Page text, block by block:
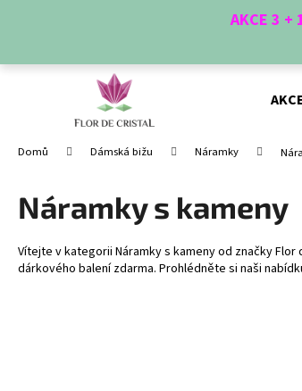
AKCE 3 +
Domů Dámská bižu Náramky
Náramky s kameny
Vítejte v kategorii Náramky s kameny od značky
dárkového balení zdarma. Prohlédněte si naši
do
do